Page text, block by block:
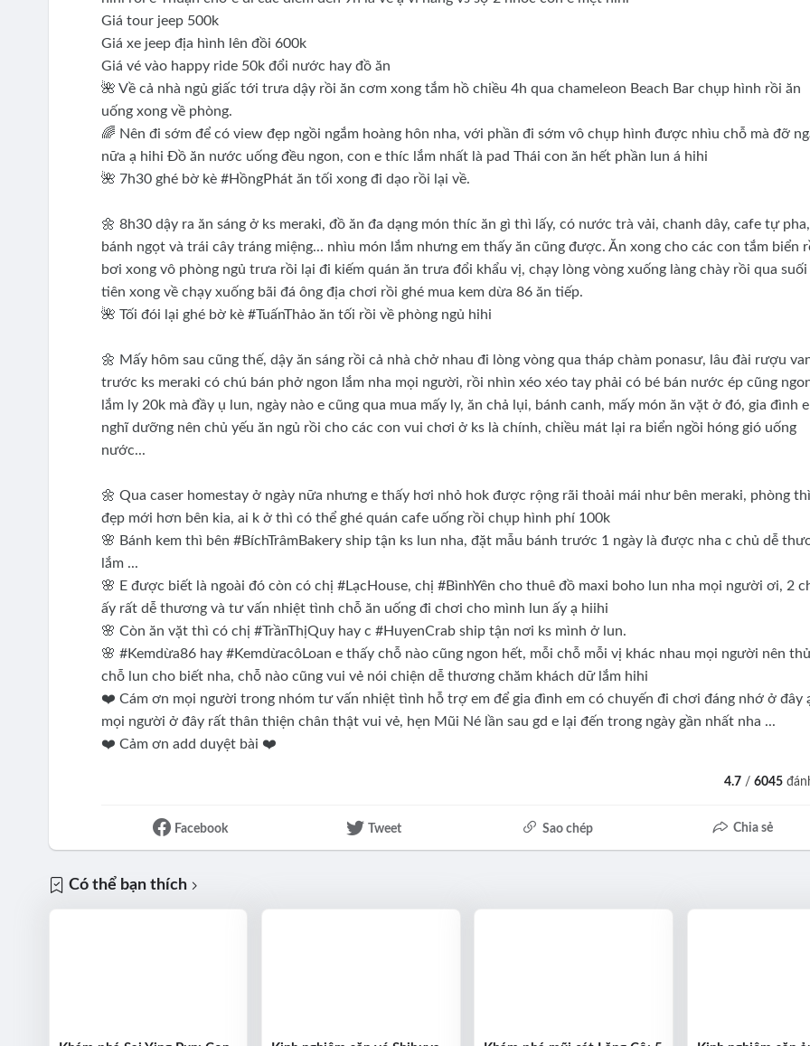
Giá tour jeep 500k
Giá xe jeep địa hình lên đồi 600k
Giá vé vào happy ride 50k đổi nước hay đồ ăn
🌺 Về cả nhà ngủ giấc tới trưa dậy rồi ăn cơm xong tắm hồ chiều 4h qua chameleon Beach Bar chụp hình rồi ăn
uống xong về phòng.
🌈 Nên đi sớm để có view đẹp ngồi ngắm hoàng hôn nha, với phần đi sớm vô chụp hình được nhìu chỗ mà đỡ
nữa ạ hihi Đồ ăn nước uống đều ngon, con e thíc lắm nhất là pad Thái con ăn hết phần lun á hihi
🌺 7h30 ghé bờ kè #HồngPhát ăn tối xong đi dạo rồi lại về.
🌼 8h30 dậy ra ăn sáng ở ks meraki, đồ ăn đa dạng món thíc ăn gì thì lấy, có nước trà vải, chanh dây, cafe tự pha,
bánh ngọt và trái cây tráng miệng... nhìu món lắm nhưng em thấy ăn cũng được. Ăn xong cho các con tắm biển
bơi xong vô phòng ngủ trưa rồi lại đi kiếm quán ăn trưa đổi khẩu vị, chạy lòng vòng xuống làng chày rồi qua suối
tiên xong về chạy xuống bãi đá ông địa chơi rồi ghé mua kem dừa 86 ăn tiếp.
🌺 Tối đói lại ghé bờ kè #TuấnThảo ăn tối rồi về phòng ngủ hihi
🌼 Mấy hôm sau cũng thế, dậy ăn sáng rồi cả nhà chở nhau đi lòng vòng qua tháp chàm ponasư, lâu đài rượu
trước ks meraki có chú bán phở ngon lắm nha mọi người, rồi nhìn xéo xéo tay phải có bé bán nước ép cũng
lắm ly 20k mà đầy ụ lun, ngày nào e cũng qua mua mấy ly, ăn chả lụi, bánh canh, mấy món ăn vặt ở đó, gia đình
nghĩ dưỡng nên chủ yếu ăn ngủ rồi cho các con vui chơi ở ks là chính, chiều mát lại ra biển ngồi hóng gió uống
nước...
🌼 Qua caser homestay ở ngày nữa nhưng e thấy hơi nhỏ hok được rộng rãi thoải mái như bên meraki, phòng thì
đẹp mới hơn bên kia, ai k ở thì có thể ghé quán cafe uống rồi chụp hình phí 100k
🌸 Bánh kem thì bên #BíchTrâmBakery ship tận ks lun nha, đặt mẫu bánh trước 1 ngày là được nha c chủ dễ
lắm ...
🌸 E được biết là ngoài đó còn có chị #LạcHouse, chị #BìnhYên cho thuê đồ maxi boho lun nha mọi người ơi, 2
ấy rất dễ thương và tư vấn nhiệt tình chỗ ăn uống đi chơi cho mình lun ấy ạ hiihi
🌸 Còn ăn vặt thì có chị #TrầnThịQuy hay c #HuyenCrab ship tận nơi ks mình ở lun.
🌸 #Kemdừa86 hay #KemdừacôLoan e thấy chỗ nào cũng ngon hết, mỗi chỗ mỗi vị khác nhau mọi người nên
chỗ lun cho biết nha, chỗ nào cũng vui vẻ nói chiện dễ thương chăm khách dữ lắm hihi
❤️ Cám ơn mọi người trong nhóm tư vấn nhiệt tình hỗ trợ em để gia đình em có chuyến đi chơi đáng nhớ ở đây
mọi người ở đây rất thân thiện chân thật vui vẻ, hẹn Mũi Né lần sau gd e lại đến trong ngày gần nhất nha ...
❤️ Cảm ơn add duyệt bài ❤️
4.7 /6045
Facebook Tweet Sao chép Chia sẻ
Có thể bạn thích